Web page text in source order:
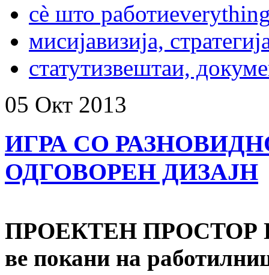
сѐ што работи
мисијавизија,
статутизвештаи,
05 Окт 2013
ИГРА СО
ОДГОВОРЕН ДИЗАЈН
ПРОЕКТЕН ПРОСТОР
ве покани на